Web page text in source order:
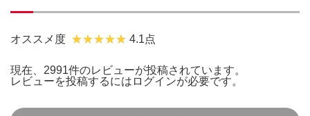
オススメ度 4.1点
現在、2991件のレビューが投稿されています。
レビューを投稿するには ログインが必要です。